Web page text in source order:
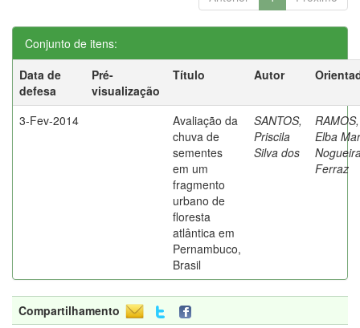
Conjunto de itens:
Data de
defesa
Pré-
visualização
Título Autor
3-Fev-2014
Avaliação da
chuva de
sementes
em um
fragmento
urbano de
floresta
atlântica em
Pernambuco,
Brasil
SANTOS,
Priscila
Silva dos
RAMOS,
Elba
Ferraz
Compartilhamento